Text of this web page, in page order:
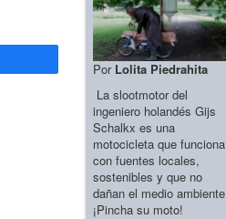
Por Lolita Piedrahita
La slootmotor del
ingeniero holandés Gijs
Schalkx es una
motocicleta que funciona
con fuentes locales,
sostenibles y que no
dañan el medio ambiente
¡Pincha su moto!